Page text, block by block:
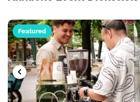
Featured